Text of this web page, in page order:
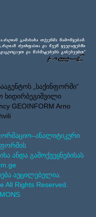
„საქინფორმი”
ხიდირბეგიშვილი
GEOINFORM Arno
ანდა გამოქვეყნებისას
აუცილებელია.
All Rights Reserved.